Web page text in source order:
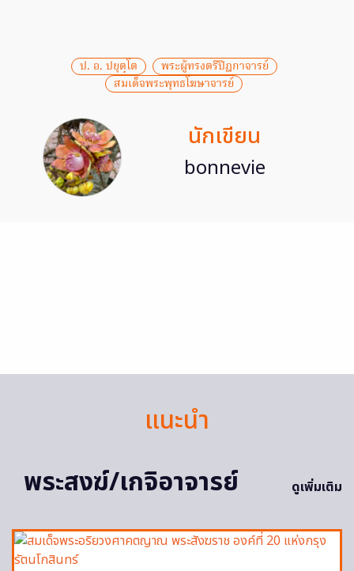
ป. อ. ปยุตฺโต
พระผู้ทรงตรีปิฎกาจารย์
สมเด็จพระพุทธโฆษาจารย์
นักเขียน
bonnevie
แนะนำ
พระสงฆ์/เกจิอาจารย์
ดูเพิ่มเติม